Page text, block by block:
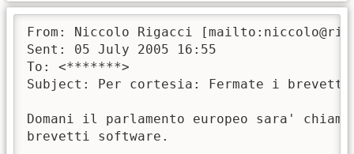
From: Niccolo Rigacci
Sent: 05 July 2005 16:55
To: <*******>
Subject: Per cortesia: Fermate i
Domani il parlamento europeo sara'
brevetti software.